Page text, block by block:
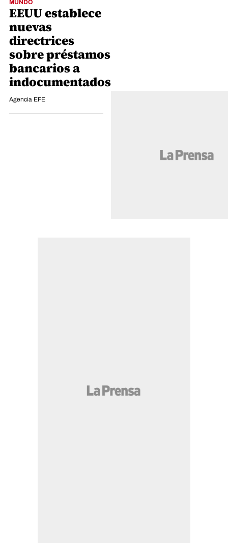
MUNDO
EEUU establece
nuevas
directrices
sobre préstamos
bancarios a
indocumentados
Agencia EFE